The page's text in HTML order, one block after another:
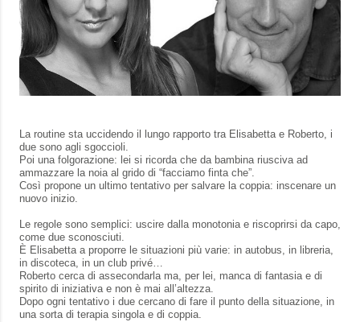
La routine sta uccidendo il lungo rapporto tra Elisabetta e Roberto, i
due sono agli sgoccioli.
Poi una folgorazione: lei si ricorda che da bambina riusciva ad
ammazzare la noia al grido di “facciamo finta che”.
Così propone un ultimo tentativo per salvare la coppia: inscenare un
nuovo inizio.
Le regole sono semplici: uscire dalla monotonia e riscoprirsi da capo,
come due sconosciuti.
È Elisabetta a proporre le situazioni più varie: in autobus, in libreria,
in discoteca, in un club privé…
Roberto cerca di assecondarla ma, per lei, manca di fantasia e di
spirito di iniziativa e non è mai all’altezza.
Dopo ogni tentativo i due cercano di fare il punto della situazione, in
una sorta di terapia singola e di coppia.